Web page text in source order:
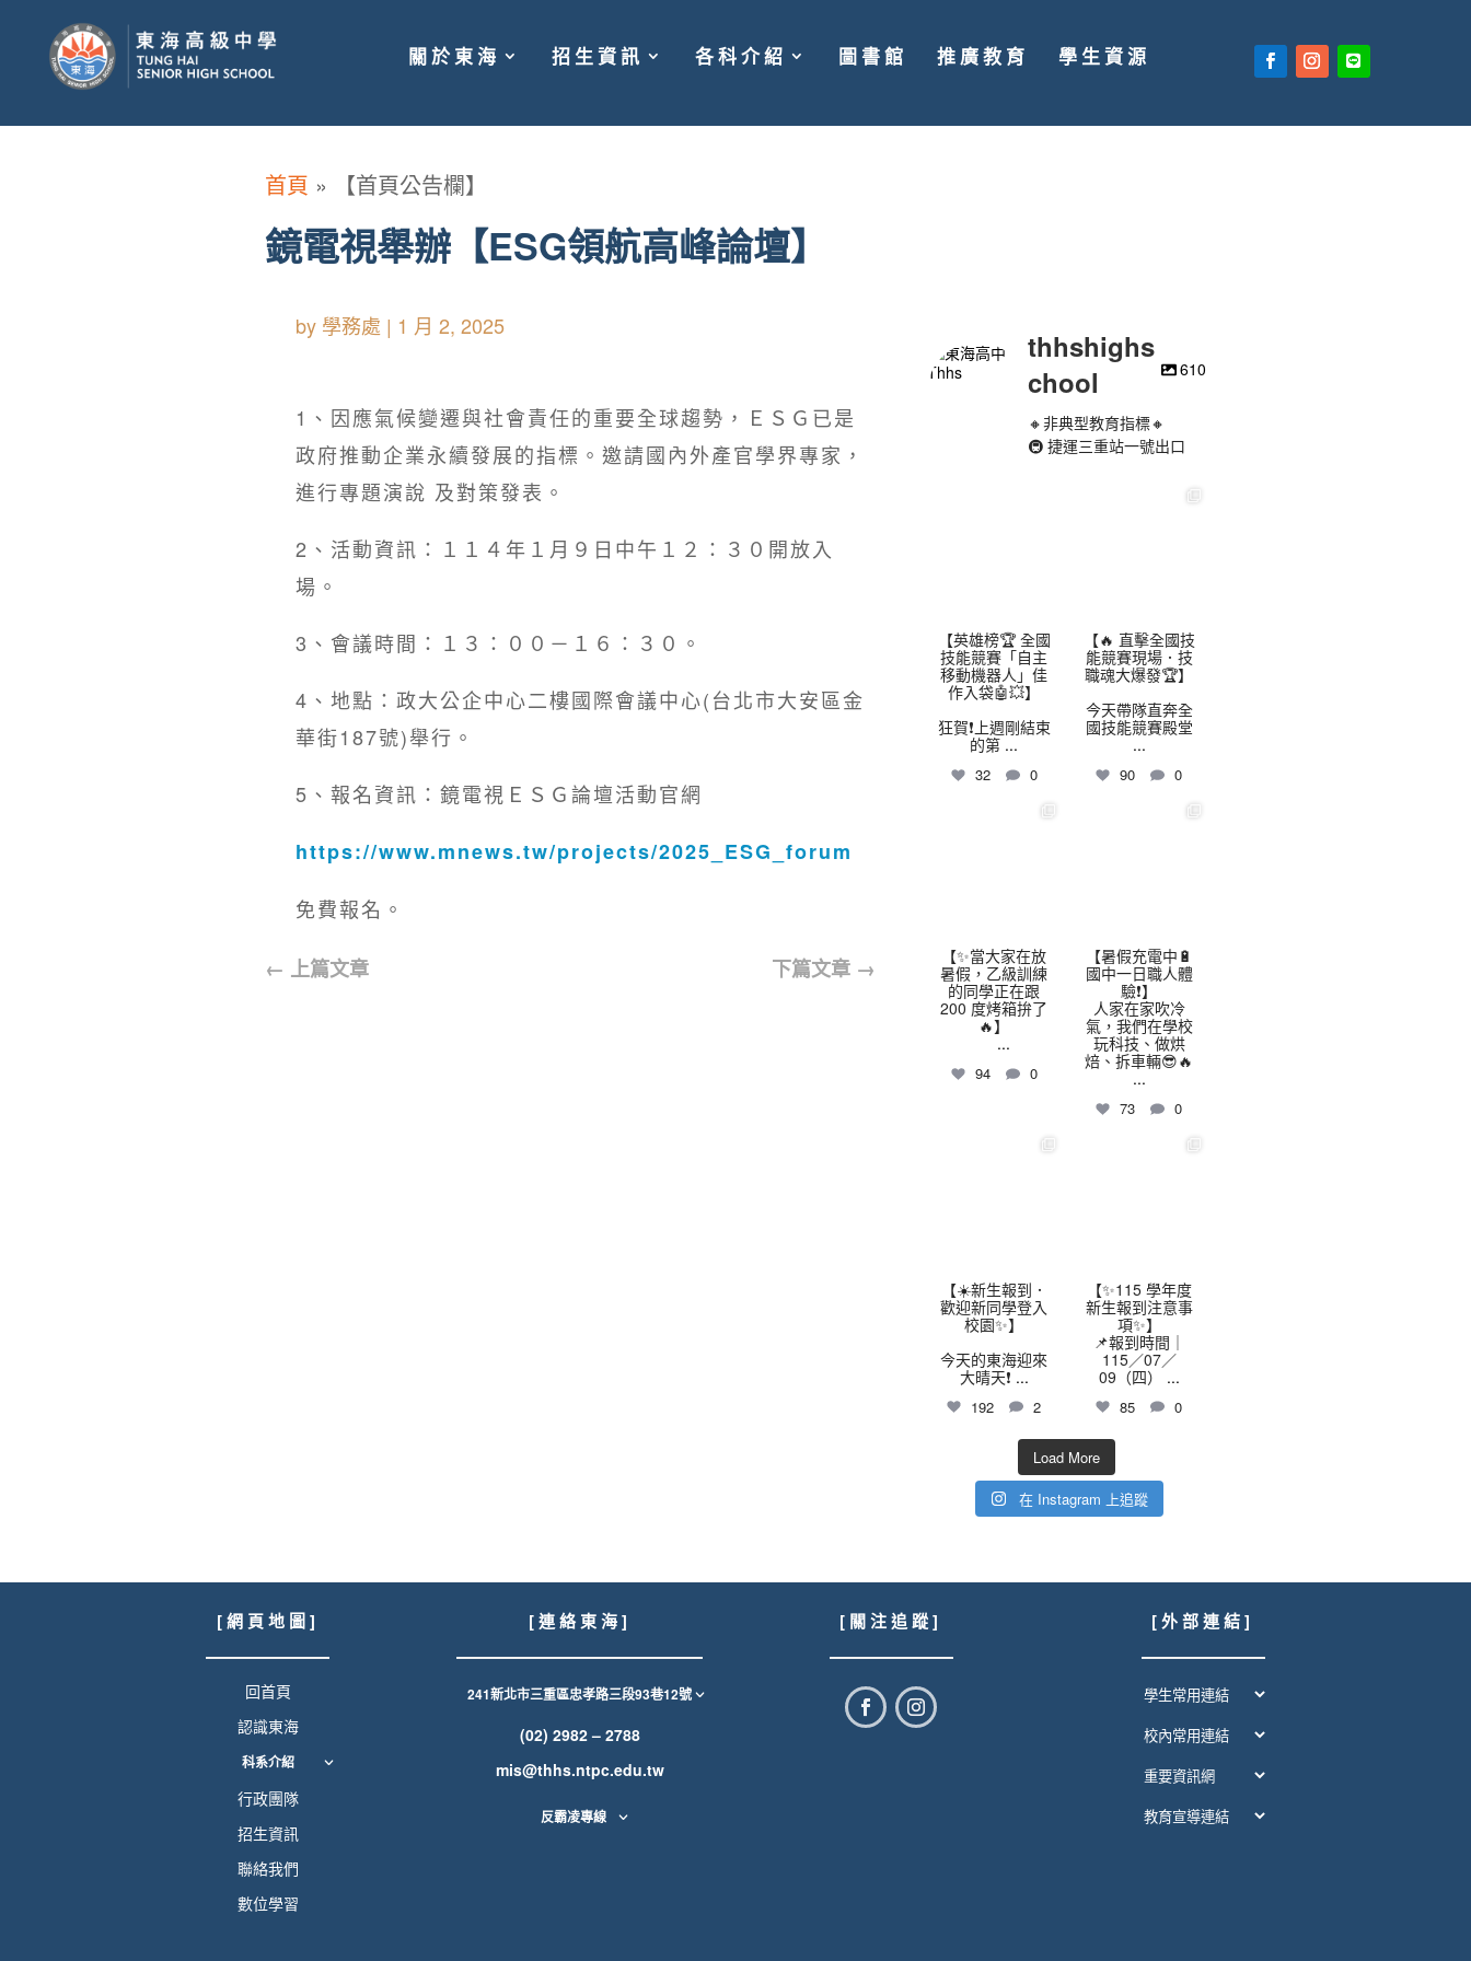
關於東海 招生資訊 各科介紹 圖書館 推廣教育 學生資源
首頁 » 【首頁公告欄】
鏡電視舉辦【ESG領航高峰論壇】
by 學務處 | 1 月 2, 2025
1、因應氣候變遷與社會責任的重要全球趨勢，ＥＳＧ已是
政府推動企業永續發展的指標。邀請國內外產官學界專家，
進行專題演說 及對策發表。
2、活動資訊：１１４年１月９日中午１２：３０開放入
場。
3、會議時間：１３：００－１６：３０。
4、地點：政大公企中心二樓國際會議中心(台北市大安區金
華街187號)舉行。
5、報名資訊：鏡電視ＥＳＧ論壇活動官網
https://www.mnews.tw/projects/2025_ESG_forum
免費報名。
← 上篇文章 下篇文章→
thhshighs
chool
610
🔸非典型教育指標🔸
🚇 捷運三重站一號出口
【英雄榜🏆 全國
技能競賽「自主
移動機器人」佳
作入袋🤖💥】
狂賀❗上週剛結束
的第 ...
32 0
【🔥 直擊全國技
能競賽現場．技
職魂大爆發🏆】
今天帶隊直奔全
國技能競賽殿堂
...
90 0
【✨當大家在放
暑假，乙級訓練
的同學正在跟
200 度烤箱拚了
🔥】
...
94 0
【暑假充電中🔋
國中一日職人體
驗❗】
人家在家吹冷
氣，我們在學校
玩科技、做烘
焙、拆車輛😎🔥
...
73 0
【☀️新生報到．
歡迎新同學登入
校園✨】
今天的東海迎來
大晴天❗ ...
192 2
【✨115 學年度
新生報到注意事
項✨】
📌報到時間｜
115／07／
09（四）
...
85 0
Load More
在 Instagram 上追蹤
[ 網 頁 地 圖 ]
回首頁
認識東海
科系介紹
行政團隊
招生資訊
聯絡我們
數位學習
[ 連 絡 東 海 ]
241新北市三重區忠孝路三段93巷12號
(02) 2982 – 2788
mis@thhs.ntpc.edu.tw
反霸凌專線
[ 關 注 追 蹤 ] [ 外 部 連 結 ]